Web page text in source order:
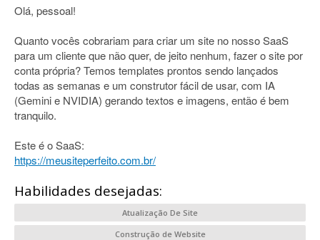
Olá, pessoal!
Quanto vocês cobrariam para criar um site no nosso SaaS
para um cliente que não quer, de jeito nenhum, fazer o site por
conta própria? Temos templates prontos sendo lançados
todas as semanas e um construtor fácil de usar, com IA
(Gemini e NVIDIA) gerando textos e imagens, então é bem
tranquilo.
Este é o SaaS:
https://meusiteperfeito.com.br/
Habilidades desejadas:
Atualização De Site
Construção de Website